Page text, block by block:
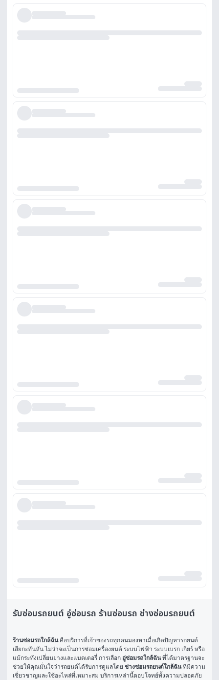
รับซ่อมรถยนต์ อู่ซ่อมรถ ร้านซ่อมรถ ช่างซ่อมรถยนต์
ร้านซ่อมรถใกล้ฉัน คือบริการที่เจ้าของรถทุกคนมองหาเมื่อเกิดปัญหารถยนต์
เสียกะทันหัน ไม่ว่าจะเป็นการซ่อมเครื่องยนต์ ระบบไฟฟ้า ระบบเบรก เกียร์ หรือ
แม้กระทั่งเปลี่ยนยางและแบตเตอรี่ การเลือก อู่ซ่อมรถใกล้ฉัน ที่ได้มาตรฐานจะ
ช่วยให้คุณมั่นใจว่ารถยนต์ได้รับการดูแลโดย ช่างซ่อมรถยนต์ใกล้ฉัน ที่มีความ
เชี่ยวชาญและใช้อะไหล่ที่เหมาะสม บริการเหล่านี้ตอบโจทย์ทั้งความปลอดภัย